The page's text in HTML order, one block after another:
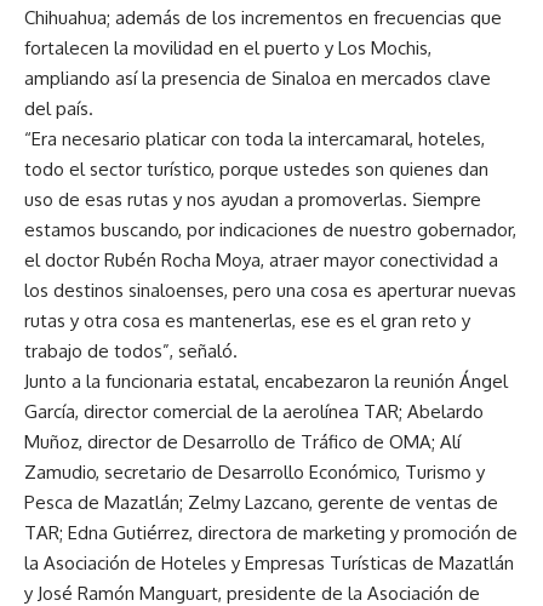
Chihuahua; además de los incrementos en frecuencias que
fortalecen la movilidad en el puerto y Los Mochis,
ampliando así la presencia de Sinaloa en mercados clave
del país.
“Era necesario platicar con toda la intercamaral, hoteles,
todo el sector turístico, porque ustedes son quienes dan
uso de esas rutas y nos ayudan a promoverlas. Siempre
estamos buscando, por indicaciones de nuestro gobernador,
el doctor Rubén Rocha Moya, atraer mayor conectividad a
los destinos sinaloenses, pero una cosa es aperturar nuevas
rutas y otra cosa es mantenerlas, ese es el gran reto y
trabajo de todos”, señaló.
Junto a la funcionaria estatal, encabezaron la reunión Ángel
García, director comercial de la aerolínea TAR; Abelardo
Muñoz, director de Desarrollo de Tráfico de OMA; Alí
Zamudio, secretario de Desarrollo Económico, Turismo y
Pesca de Mazatlán; Zelmy Lazcano, gerente de ventas de
TAR; Edna Gutiérrez, directora de marketing y promoción de
la Asociación de Hoteles y Empresas Turísticas de Mazatlán
y José Ramón Manguart, presidente de la Asociación de